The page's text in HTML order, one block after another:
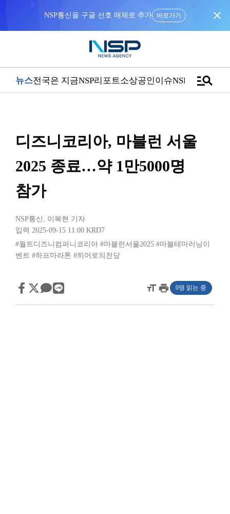
NSP통신을 구글 선호 매체로 추가 바로가기 close
뉴스전국은 지금NSP리포트소상공인이슈NSPTVmanage_search
디즈니코리아, 마블런 서울
2025 종료…약 1만5000명
참가
NSP통신 , 이복현 기자
입력 2025-09-15 11:00 KRD7
#월트디즈니컴퍼니코리아 #마블런서울2025 #마블테마러닝이
벤트 #하프마라톤 #히어로의전당
format_sizeprint 0명 읽는 중